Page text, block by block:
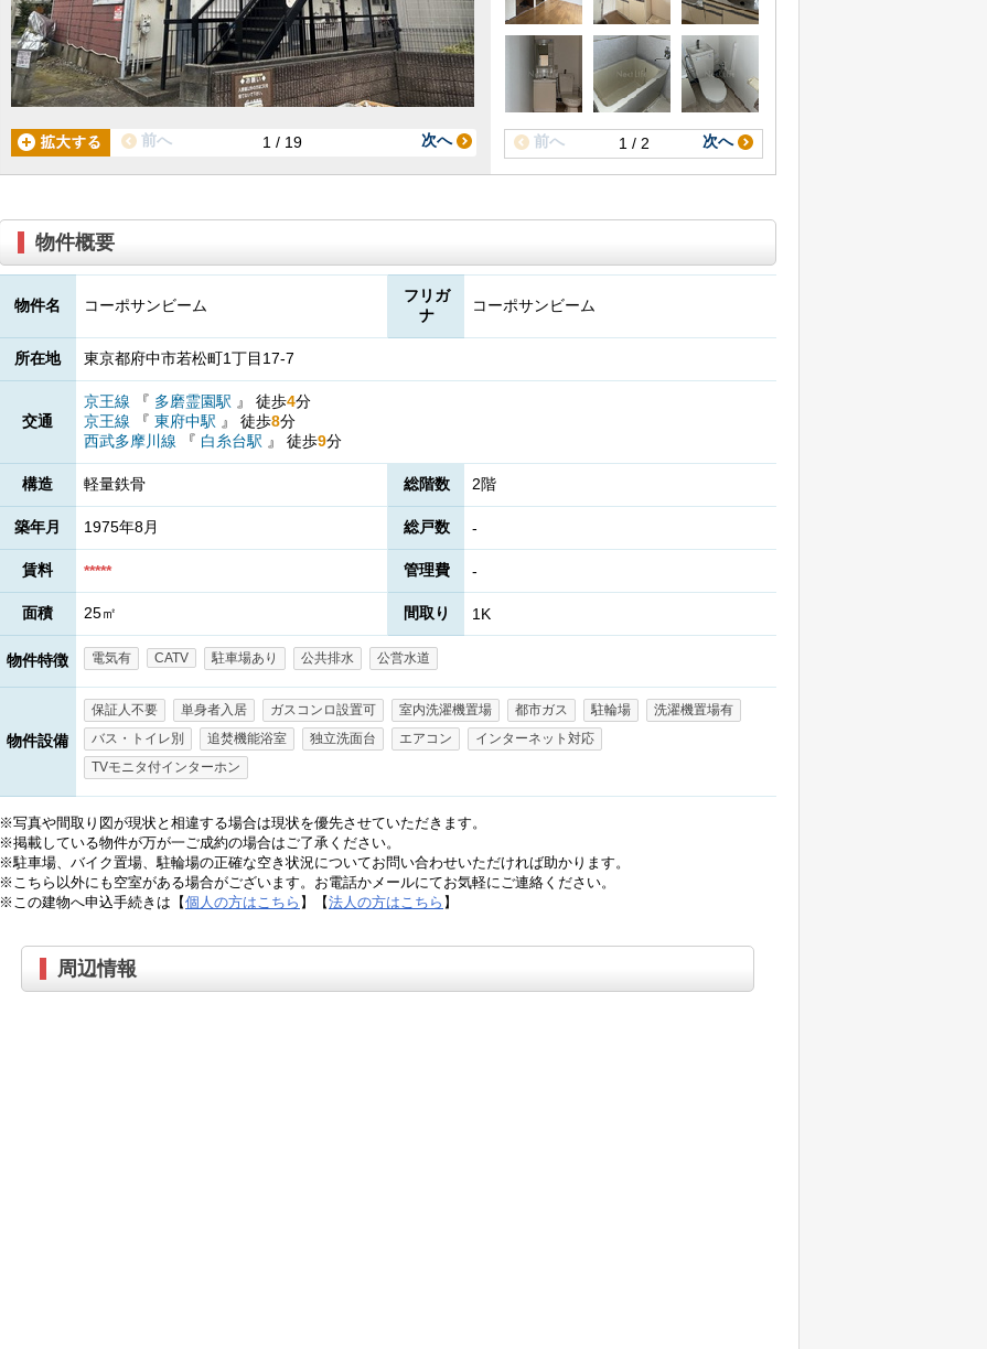
1 / 19
前へ 次へ 1 / 2
前へ 次へ
物件概要
物件名 コーポサンビーム
フリガ
ナ
コーポサンビーム
所在地 東京都府中市若松町1丁目17-7
交通
京王線 『 多磨霊園駅 』 徒歩4分
京王線
『 東府中駅 』 徒歩8分
西武多摩川線
『 白糸台駅 』 徒歩9分
構造 軽量鉄骨 総階数 2階
築年月 1975年8月 総戸数 -
賃料 ***** 管理費 -
面積 25㎡ 間取り 1K
物件特徴 電気有 CATV 駐車場あり 公共排水 公営水道
物件設備
保証人不要 単身者入居 ガスコンロ設置可 室内洗濯機置場 都市ガス 駐輪場
洗濯機置場有
バス・トイレ別
追焚機能浴室 独立洗面台 エアコン
インターネット対応
TVモニタ付インターホン
※写真や間取り図が現状と相違する場合は現状を優先させていただきます。
※掲載している物件が万が一ご成約の場合はご了承ください。
※駐車場、バイク置場、駐輪場の正確な空き状況についてお問い合わせいただければ助かります。
※こちら以外にも空室がある場合がございます。お電話かメールにてお気軽にご連絡ください。
※この建物へ申込手続きは【個人の方はこちら 】【法人の方はこちら 】
周辺情報